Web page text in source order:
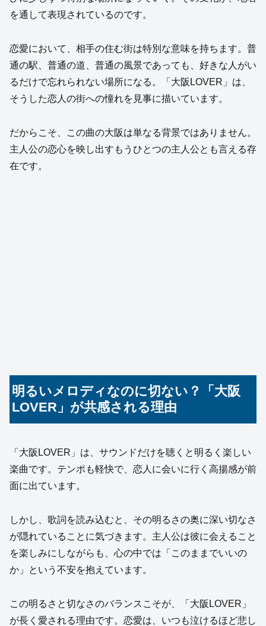
を通して表現されているのです。
恋愛において、相手の住む街は特別な意味を持ちます。普
通の駅、普通の道、普通の風景であっても、好きな人がい
るだけで忘れられない場所になる。「大阪LOVER」は、
そうした恋人の街への憧れを見事に描いています。
だからこそ、この曲の大阪は単なる背景ではありません。
主人公の恋心を映し出すもうひとつの主人公とも言える存
在です。
明るいメロディなのに切ない？「大阪
LOVER」が共感される理由
「大阪LOVER」は、サウンドだけを聴くと明るく楽しい
楽曲です。テンポも軽快で、恋人に会いに行く高揚感が前
面に出ています。
しかし、歌詞を読み込むと、その明るさの奥に深い切なさ
が隠れていることに気づきます。主人公は彼に会えること
を楽しみにしながらも、心の中では「このままでいいの
か」という不安を抱えています。
この明るさと切なさのバランスこそが、「大阪LOVER」
が長く愛される理由です。恋愛は、いつも泣けるほど悲し